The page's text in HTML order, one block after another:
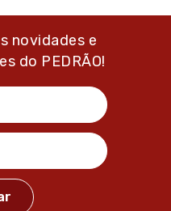
novidades e
do PEDRÃO!